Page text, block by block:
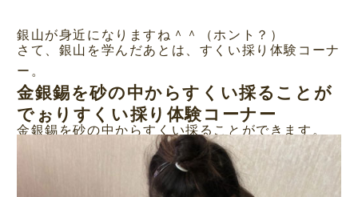
銀山が身近になりますね＾＾（ホント？）
さて、銀山を学んだあとは、すくい採り体験コーナ
ー。
金銀錫を砂の中からすくい採ることが
でぉりすくい採り体験コーナー
金銀錫を砂の中からすくい採ることができます。